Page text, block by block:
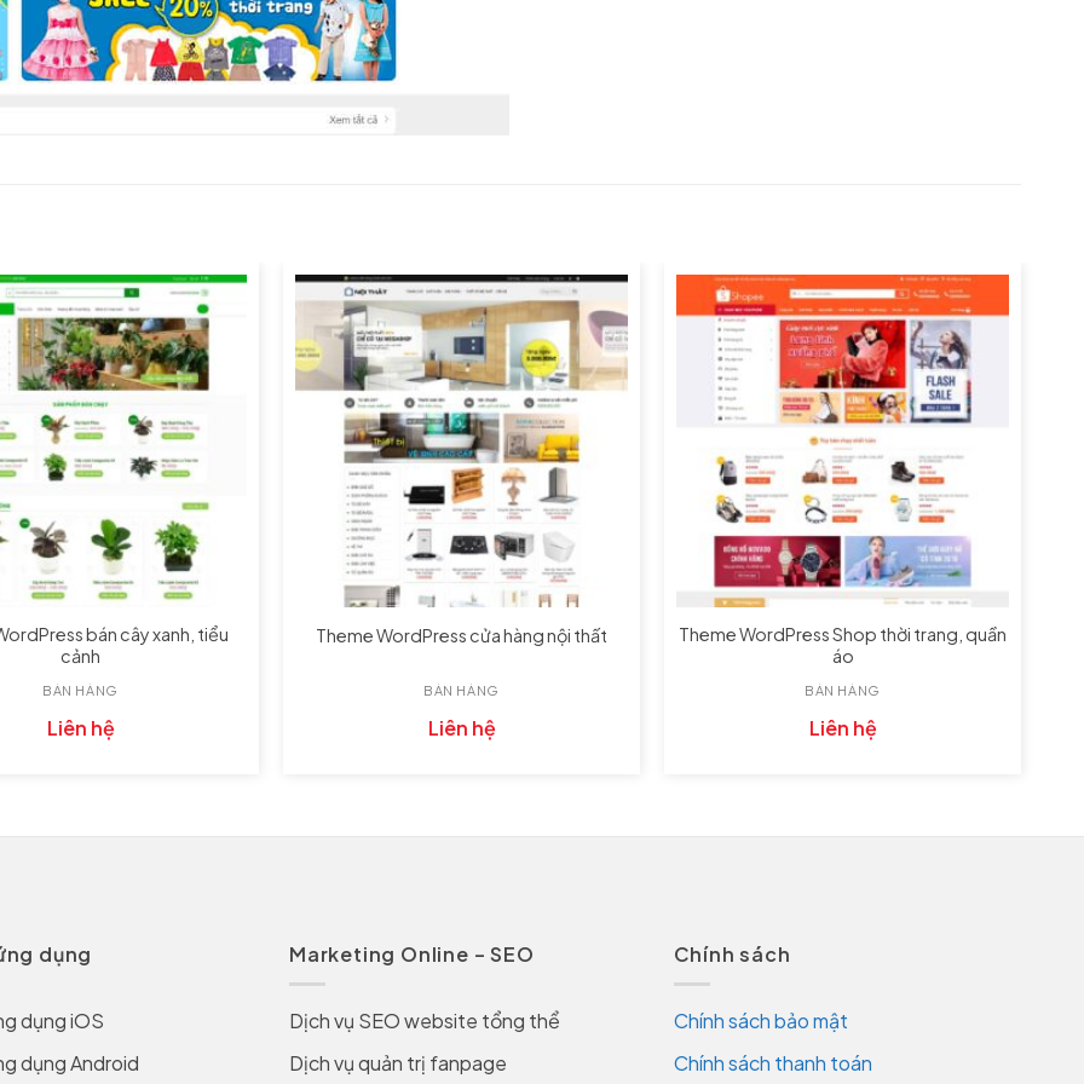
BÁN HÀNG
bán cây xanh, tiểu
cảnh
Liên hệ
BÁN HÀNG
Theme WordPress cửa hàng nội thất
Liên hệ
BÁN HÀNG
Theme WordPress Shop thời trang, quần
áo
Liên hệ
dụng
dụng iOS
dụng Android
Marketing Online – SEO
Dịch vụ SEO website tổng thể
Dịch vụ quản trị fanpage
Chính sách
Chính sách bảo mật
Chính sách thanh toán